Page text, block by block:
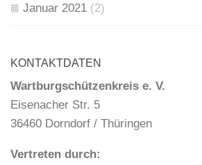
Januar 2021 (2)
KONTAKTDATEN
Wartburgschützenkreis e. V.
Eisenacher Str. 5
36460 Dorndorf / Thüringen
Vertreten durch: